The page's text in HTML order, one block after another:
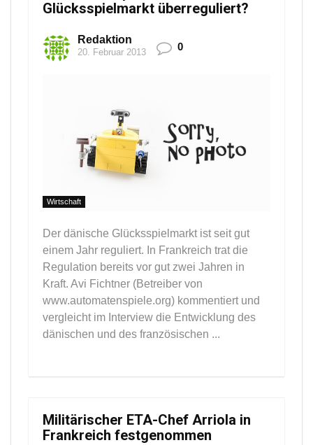
Glücksspielmarkt überreguliert?
Redaktion
20. Februar 2013 0
Wirtschaft
Der dänische Glücksspielmarkt ist seit gut
einem Jahr reguliert. In Frankreich trat die
Regulation bereits vor gut zwei Jahren in
Kraft. Avi Fichtner (Betreiber von
www.automatenspiele.org) kommentiert und
vergleicht im Interview die Entwicklung des
dänischen und des französischen ...
Militärischer ETA-Chef Arriola in
Frankreich festgenommen